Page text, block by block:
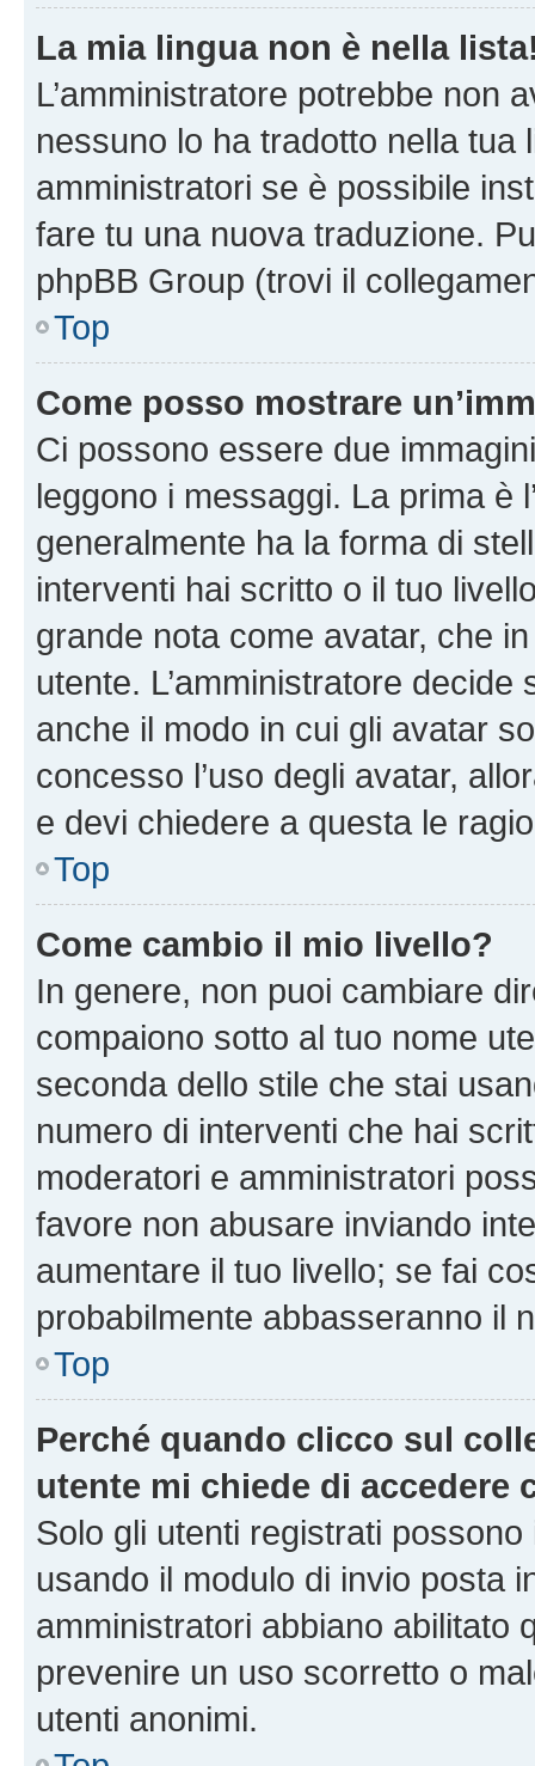
La mia lingua non è nella
L’amministratore potrebbe non
nessuno lo ha tradotto nella tua
amministratori se è possibile
fare tu una nuova traduzione.
phpBB Group (trovi il
Top
Come posso mostrare
Ci possono essere due
leggono i messaggi. La prima è
generalmente ha la forma di
interventi hai scritto o il tuo
grande nota come avatar, che
utente. L’amministratore
anche il modo in cui gli avatar
concesso l’uso degli avatar,
e devi chiedere a questa le
Top
Come cambio il mio livello?
In genere, non puoi cambiare
compaiono sotto al tuo nome
seconda dello stile che stai
numero di interventi che hai
moderatori e amministratori
favore non abusare inviando
aumentare il tuo livello; se fai
probabilmente abbasseranno il
Top
Perché quando clicco sul
utente mi chiede di accedere
Solo gli utenti registrati
usando il modulo di invio posta
amministratori abbiano abilitato
prevenire un uso scorretto o
utenti anonimi.